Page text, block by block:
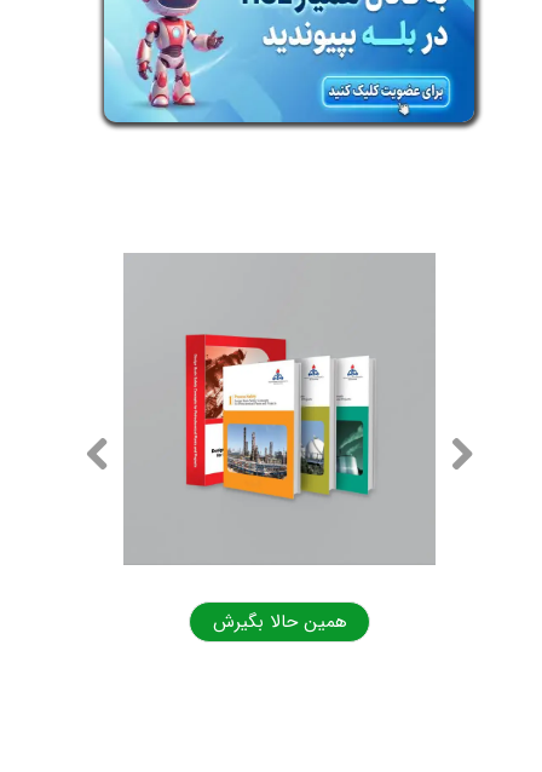
همین حالا بگیرش